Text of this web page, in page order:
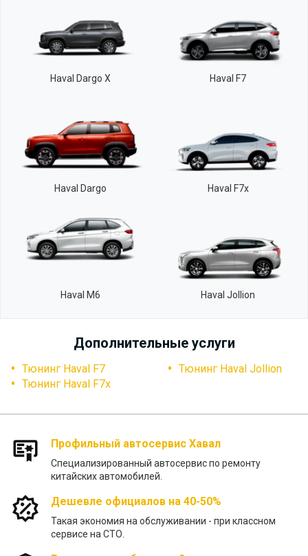
Haval Dargo X Haval F7
Haval Dargo Haval F7x
Haval M6 Haval Jollion
Дополнительные услуги
Тюнинг Haval F7
Тюнинг Haval F7x
Тюнинг Haval Jollion
Профильный автосервис Хавал
Специализированный автосервис по ремонту
китайских автомобилей.
Дешевле официалов на 40-50%
Такая экономия на обслуживании - при классном
сервисе на СТО.